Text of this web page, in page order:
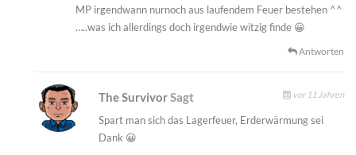
MP irgendwann nurnoch aus laufendem Feuer bestehen ^^
…..was ich allerdings doch irgendwie witzig finde 😀
Antworten
The SurvivorSagt vor 11 Jahren
Spart man sich das Lagerfeuer, Erderwärmung sei
Dank 😀